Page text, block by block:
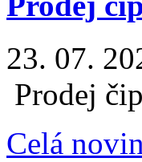
23. 07.
Prodej
Celá